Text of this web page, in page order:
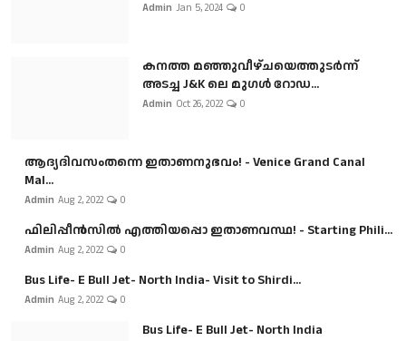
Admin Jan 5, 2024 0
കനത്ത മഞ്ഞുവീഴ്ചയെത്തുടർന്ന്
അടച്ച J&K ലെ മുഗൾ റോഡ...
Admin Oct 26, 2022 0
ആദ്യദിവസംതന്നെ ഇതാണനുഭവം! - Venice Grand Canal
Mal...
Admin Aug 2, 2022 0
ഫിലിപ്പീൻസിൽ എത്തിയപ്പൊ ഇതാണവസ്ഥ! - Starting Phili...
Admin Aug 2, 2022 0
Bus Life- E Bull Jet- North India- Visit to Shirdi...
Admin Aug 2, 2022 0
Bus Life- E Bull Jet- North India